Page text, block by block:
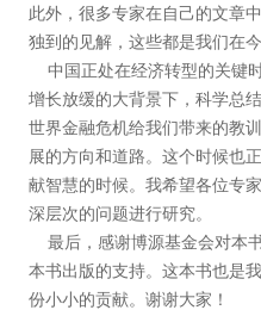
此外，很多专家在自己的文章
独到的见解，这些都是我们在
中国正处在经济转型的关键
增长放缓的大背景下，科学总
世界金融危机给我们带来的教
展的方向和道路。这个时候也
献智慧的时候。我希望各位专
深层次的问题进行研究。
最后，感谢博源基金会对本
本书出版的支持。这本书也是
份小小的贡献。谢谢大家！